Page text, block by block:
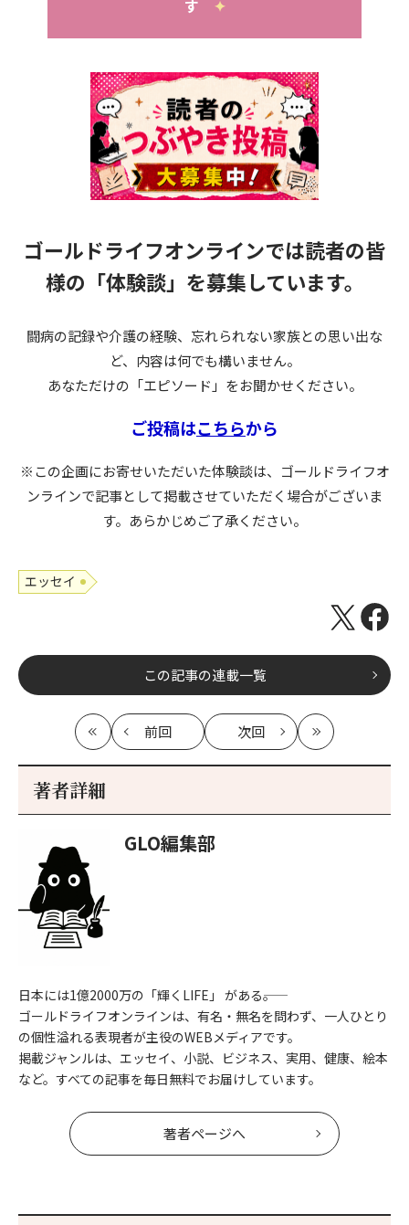
す ✦
ゴールドライフオンラインでは読者の皆
様の 「体験談」を募集しています。
闘病の記録や介護の経験、忘れられない家族との思い出な
ど、内容は何でも構いません。
あなただけの「エピソード」をお聞かせください。
ご投稿はこちらから
※この企画にお寄せいただいた体験談は、ゴールドライフオ
ンラインで記事として掲載させていただく場合がございま
す。あらかじめご了承ください。
エッセイ
この記事の連載一覧
最
初
前回
記
次回
記
最
新
著者詳細
GLO編集部
日本には1億2000万の「輝くLIFE」 がある――。
ゴールドライフオンラインは、有名・無名を問わず、一人ひとり
の個性溢れる表現者が主役のWEBメディアです。
掲載ジャンルは、エッセイ、小説、ビジネス、実用、健康、絵本
など。すべての記事を毎日無料でお届けしています。
著者ページへ